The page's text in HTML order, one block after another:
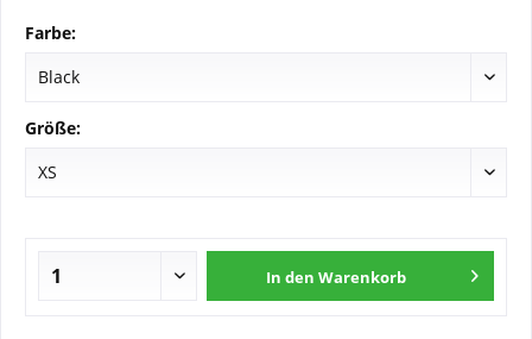
Farbe:
Größe:
In den Warenkorb